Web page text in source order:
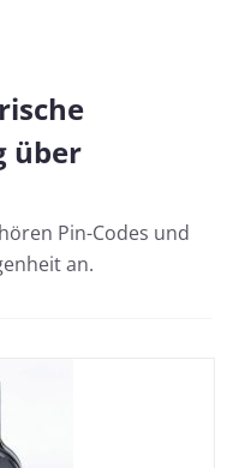
über
Pin-Codes und
an.